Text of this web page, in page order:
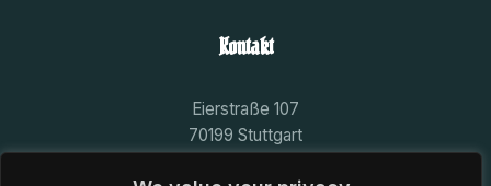
Kontakt
Eierstraße 107
70199 Stuttgart
aktivitas@marcomannia-stuttgart.de